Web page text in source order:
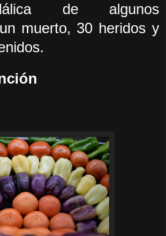
de algunos
muerto, 30 heridos y